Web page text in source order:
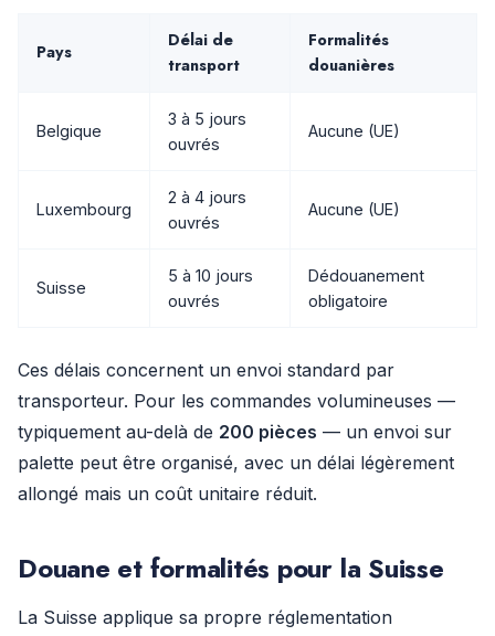
Pays
Délai de
transport
Formalités
douanières
Belgique
3 à 5 jours
ouvrés
Aucune (UE)
Luxembourg
2 à 4 jours
ouvrés
Aucune (UE)
Suisse
5 à 10 jours
ouvrés
Dédouanement
obligatoire
Ces délais concernent un envoi standard par
transporteur. Pour les commandes volumineuses —
typiquement au-delà de 200 pièces — un envoi sur
palette peut être organisé, avec un délai légèrement
allongé mais un coût unitaire réduit.
Douane et formalités pour la Suisse
La Suisse applique sa propre réglementation